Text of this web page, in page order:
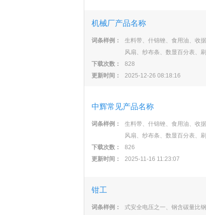
机械厂产品名称
词条样例：
生料带、什锦锉、食用油、收
风扇、纱布条、数显百分表、
下载次数：
828
更新时间：
2025-12-26 08:18:16
中辉常见产品名称
词条样例：
生料带、什锦锉、食用油、收
风扇、纱布条、数显百分表、
下载次数：
826
更新时间：
2025-11-16 11:23:07
钳工
词条样例：
式安全电压之一、钢含碳量比